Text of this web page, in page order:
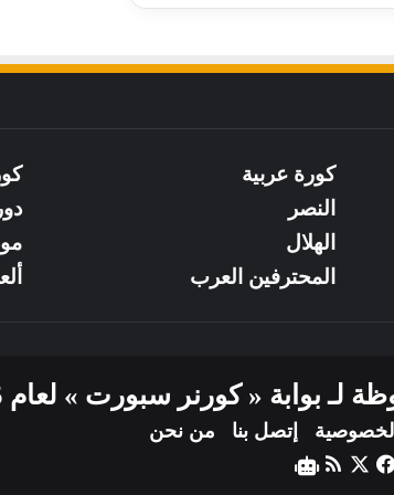
كورة عربية
النصر
الهلال
المحترفين العرب
بوابة « كورنر سبورت » لعام 2025 م
إتصل بنا
من نحن
فيسبوك
‫X ملخصنبض